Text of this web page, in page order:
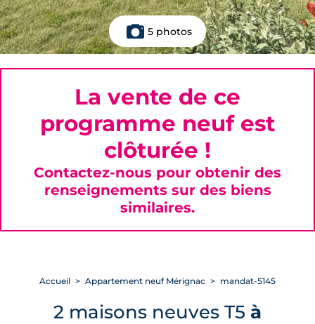
5 photos
Accueil Appartement neuf Mérignac mandat-5145
2 maisons neuves T5 à
La vente de ce
programme neuf est
clôturée !
Contactez-nous pour obtenir des
renseignements sur des biens
similaires.